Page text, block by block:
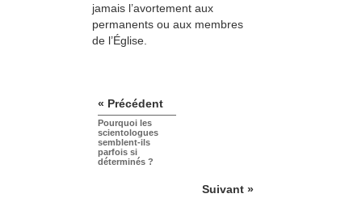
jamais l’avortement aux
permanents ou aux membres
de l’Église.
« Précédent
Pourquoi les
scientologues
semblent-ils
parfois si
déterminés ?
Suivant »